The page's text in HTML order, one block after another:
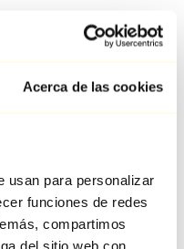
Acerca de las cookies
usan para personalizar
funciones de redes
compartimos
del sitio web con